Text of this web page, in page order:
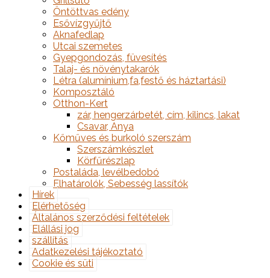
Öntöttvas edény
Esővízgyűjtő
Aknafedlap
Utcai szemetes
Gyepgondozás, füvesítés
Talaj- és növénytakarók
Létra (alumínium,fa,festő és háztartási)
Komposztáló
Otthon-Kert
zár, hengerzárbetét, cím, kilincs, lakat
Csavar, Anya
Kőműves és burkoló szerszám
Szerszámkészlet
Körfűrészlap
Postaláda, levélbedobó
Elhatárolók, Sebesség lassítók
Hírek
Elérhetőség
Általános szerződési feltételek
Elállási jog
szállítás
Adatkezelési tájékoztató
Cookie és süti